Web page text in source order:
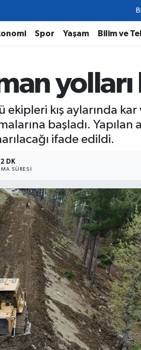
Spor Yaşam Bilim ve
yolları
kış aylarında kar
başladı.
ifade edildi.
2 DK
SÜRESI